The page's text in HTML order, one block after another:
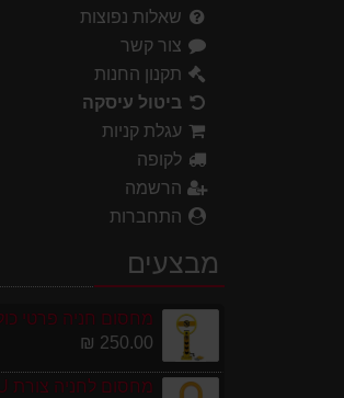
שאלות נפוצות
צור קשר
תקנון החנות
ביטול עיסקה
עגלת קניות
לקופה
הרשמה
התחברות
מבצעים
250.00 ₪
מחסום לחניה צורת U במבצע מטורף!